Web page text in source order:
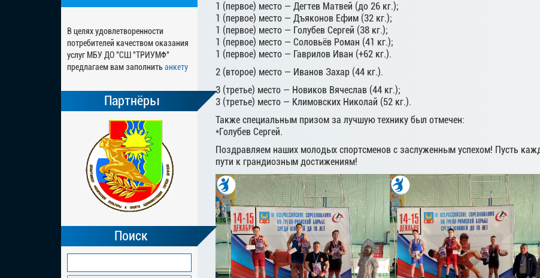
В целях удовлетворенности
потребителей качеством оказания
услуг МБУ ДО "СШ "ТРИУМФ"
предлагаем вам заполнитьанкету
Партнёры
Поиск
1 (первое) место — Дегтев Матвей (до 26 кг.);
1 (первое) место — Дъяконов Ефим (32 кг.);
1 (первое) место — Голубев Сергей (38 кг.);
1 (первое) место — Соловьёв Роман (41 кг.);
1 (первое) место — Гаврилов Иван (+62 кг.).
2 (второе) место — Иванов Захар (44 кг.).
3 (третье) место — Новиков Вячеслав (44 кг.);
3 (третье) место — Климовских Николай (52 кг.).
Также специальным призом за лучшую технику был отмечен:
*Голубев Сергей.
Поздравляем наших молодых спортсменов с заслуженным успехом! Пусть
пути к грандиозным достижениям!